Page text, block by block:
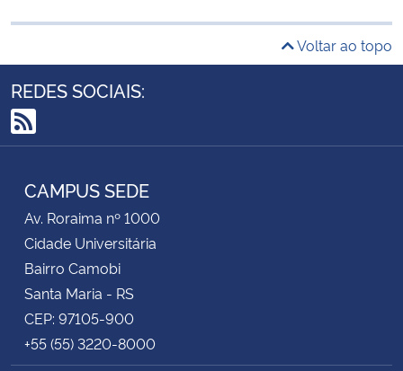
Voltar ao topo
REDES SOCIAIS:
RSS
CAMPUS SEDE
Av. Roraima nº 1000
Cidade Universitária
Bairro Camobi
Santa Maria - RS
CEP: 97105-900
+55 (55) 3220-8000